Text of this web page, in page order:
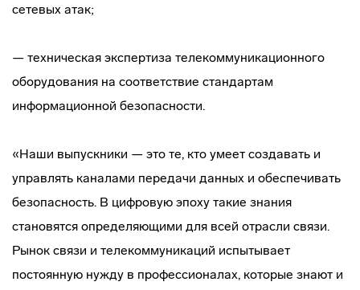
сетевых атак;
— техническая экспертиза телекоммуникационного
оборудования на соответствие стандартам
информационной безопасности.
«Наши выпускники — это те, кто умеет создавать и
управлять каналами передачи данных и обеспечивать
безопасность. В цифровую эпоху такие знания
становятся определяющими для всей отрасли связи.
Рынок связи и телекоммуникаций испытывает
постоянную нужду в профессионалах, которые знают и